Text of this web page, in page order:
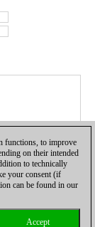
Management
functions, to improve
on their intended
to technically
your consent (if
can be found in our
Accept